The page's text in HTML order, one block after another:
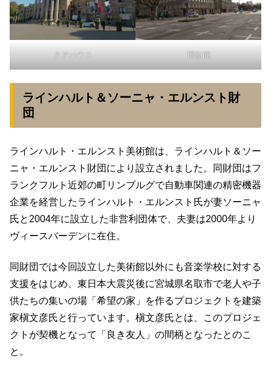
クアハウス 博物館
ラインハルト＆ソーニャ・エルンスト財
団
ラインハルト・エルンスト美術館は、ラインハルト＆ソー
ニャ・エルンスト財団により設立されました。同財団はフ
ランクフルト近郊の町リンブルグで自動車関連の精密機器
企業を経営したラインハルト・エルンスト氏が妻ソーニャ
氏と2004年に設立した非営利団体で、夫妻は2000年より
ヴィースバーデンに在住。
同財団では今回設立した美術館以外にも音楽学校に対する
支援をはじめ、東日本大震災後に宮城県名取市で老人や子
供たちの集いの場「希望の家」を作るプロジェクトを建築
家槇文彦氏と行っています。槇文彦氏とは、このプロジェ
クトが契機となって「良き友人」の間柄となったとのこ
と。